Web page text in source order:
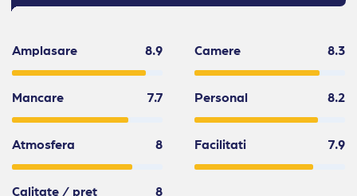
Amplasare 8.9 Camere 8.3
Mancare 7.7 Personal 8.2
Atmosfera 8 Facilitati 7.9
Calitate / pret 8